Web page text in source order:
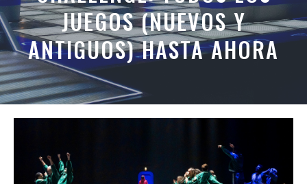
JUEGOS (NUEVOS Y
ANTIGUOS) HASTA AHORA